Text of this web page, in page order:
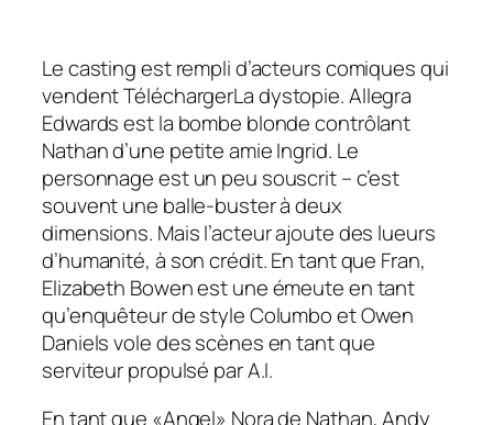
Le casting est rempli d’acteurs comiques qui
vendentTéléchargerLa dystopie. Allegra
Edwards est la bombe blonde contrôlant
Nathan d’une petite amie Ingrid. Le
personnage est un peu souscrit – c’est
souvent une balle-buster à deux
dimensions. Mais l’acteur ajoute des lueurs
d’humanité, à son crédit. En tant que Fran,
Elizabeth Bowen est une émeute en tant
qu’enquêteur de style Columbo et Owen
Daniels vole des scènes en tant que
serviteur propulsé par A.I.
En tant que «Angel» Nora de Nathan, Andy